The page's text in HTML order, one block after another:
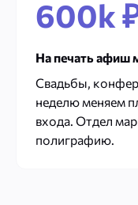
600k
На печать афиш
Свадьбы,
неделю меняем
входа. Отдел
полиграфию.